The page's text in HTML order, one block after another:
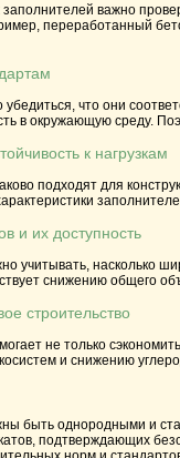
важно
переработанный
что они
в окружающую среду.
к нагрузкам
подходят для
и их доступность
учитывать, насколько
снижению общего
строительство
не только
и снижению
быть однородными и
подтверждающих